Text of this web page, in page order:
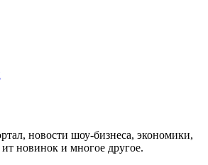
новости шоу-бизнеса, экономики,
новинок и многое другое.